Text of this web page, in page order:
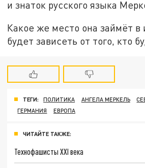
и знаток русского языка
Какое же место она займёт в
будет зависеть от того, кто
ТЕГИ: ПОЛИТИКА АНГЕЛА МЕРКЕЛЬ
ГЕРМАНИЯ
ЕВРОПА
ЧИТАЙТЕ ТАКЖЕ:
Технофашисты XXI века